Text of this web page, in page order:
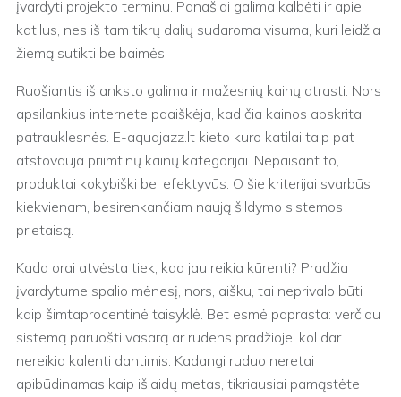
įvardyti projekto terminu. Panašiai galima kalbėti ir apie
katilus, nes iš tam tikrų dalių sudaroma visuma, kuri leidžia
žiemą sutikti be baimės.
Ruošiantis iš anksto galima ir mažesnių kainų atrasti. Nors
apsilankius internete paaiškėja, kad čia kainos apskritai
patrauklesnės. E-aquajazz.lt kieto kuro katilai taip pat
atstovauja priimtinų kainų kategorijai. Nepaisant to,
produktai kokybiški bei efektyvūs. O šie kriterijai svarbūs
kiekvienam, besirenkančiam naują šildymo sistemos
prietaisą.
Kada orai atvėsta tiek, kad jau reikia kūrenti? Pradžia
įvardytume spalio mėnesį, nors, aišku, tai neprivalo būti
kaip šimtaprocentinė taisyklė. Bet esmė paprasta: verčiau
sistemą paruošti vasarą ar rudens pradžioje, kol dar
nereikia kalenti dantimis. Kadangi ruduo neretai
apibūdinamas kaip išlaidų metas, tikriausiai pamąstėte